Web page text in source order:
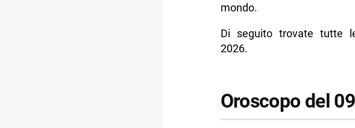
mondo.
Di seguito trovate tutte
2026.
Oroscopo del